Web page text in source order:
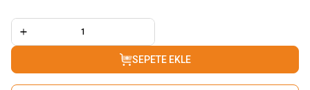
SEPETE EKLE